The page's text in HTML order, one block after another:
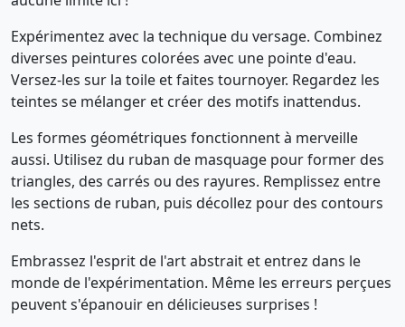
Expérimentez avec la technique du versage. Combinez
diverses peintures colorées avec une pointe d'eau.
Versez-les sur la toile et faites tournoyer. Regardez les
teintes se mélanger et créer des motifs inattendus.
Les formes géométriques fonctionnent à merveille
aussi. Utilisez du ruban de masquage pour former des
triangles, des carrés ou des rayures. Remplissez entre
les sections de ruban, puis décollez pour des contours
nets.
Embrassez l'esprit de l'art abstrait et entrez dans le
monde de l'expérimentation. Même les erreurs perçues
peuvent s'épanouir en délicieuses surprises !